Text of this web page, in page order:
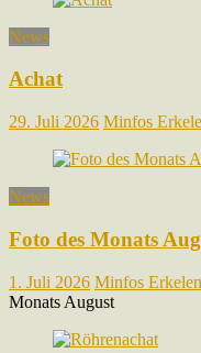
News
Achat
29. Juli 2026 Minfos
News
Foto des Monats
1. Juli 2026 Minfos
Monats August